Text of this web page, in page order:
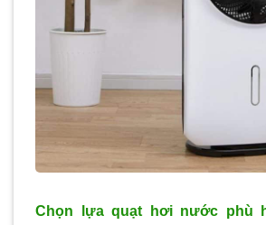
Chọn lựa quạt hơi nước phù